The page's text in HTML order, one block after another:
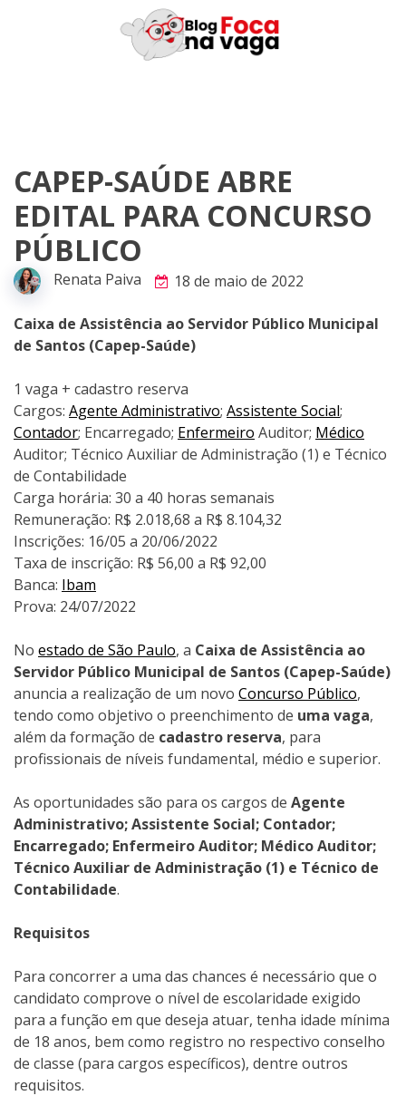
CAPEP-SAÚDE ABRE
EDITAL PARA CONCURSO
PÚBLICO
Renata Paiva 18 de maio de 2022
Caixa de Assistência ao Servidor Público Municipal
de Santos (Capep-Saúde)
1 vaga + cadastro reserva
Cargos: Agente Administrativo; Assistente Social;
Contador; Encarregado; Enfermeiro Auditor; Médico
Auditor; Técnico Auxiliar de Administração (1) e Técnico
de Contabilidade
Carga horária: 30 a 40 horas semanais
Remuneração: R$ 2.018,68 a R$ 8.104,32
Inscrições: 16/05 a 20/06/2022
Taxa de inscrição: R$ 56,00 a R$ 92,00
Banca: Ibam
Prova: 24/07/2022
No estado de São Paulo, a Caixa de Assistência ao
Servidor Público Municipal de Santos (Capep-Saúde)
anuncia a realização de um novo Concurso Público,
tendo como objetivo o preenchimento de uma vaga,
além da formação de cadastro reserva, para
profissionais de níveis fundamental, médio e superior.
As oportunidades são para os cargos de Agente
Administrativo; Assistente Social; Contador;
Encarregado; Enfermeiro Auditor; Médico Auditor;
Técnico Auxiliar de Administração (1) e Técnico de
Contabilidade.
Requisitos
Para concorrer a uma das chances é necessário que o
candidato comprove o nível de escolaridade exigido
para a função em que deseja atuar, tenha idade mínima
de 18 anos, bem como registro no respectivo conselho
de classe (para cargos específicos), dentre outros
requisitos.